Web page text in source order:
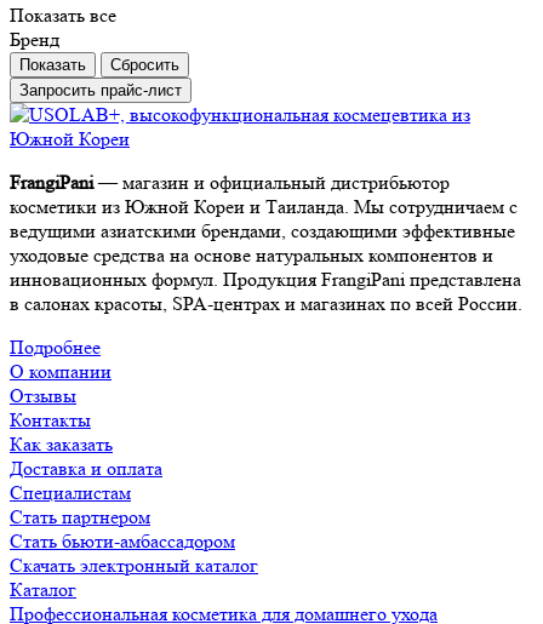
Показать все
Бренд
Сбросить
Запросить прайс-лист
FrangiPani— магазин и официальный дистрибьютор
косметики из Южной Кореи и Таиланда. Мы сотрудничаем с
ведущими азиатскими брендами, создающими эффективные
уходовые средства на основе натуральных компонентов и
инновационных формул. Продукция FrangiPani представлена
в салонах красоты, SPA-центрах и магазинах по всей России.
Подробнее
О компании
Отзывы
Контакты
Как заказать
Доставка и оплата
Специалистам
Стать партнером
Стать бьюти-амбассадором
Скачать электронный каталог
Каталог
Профессиональная косметика для домашнего ухода